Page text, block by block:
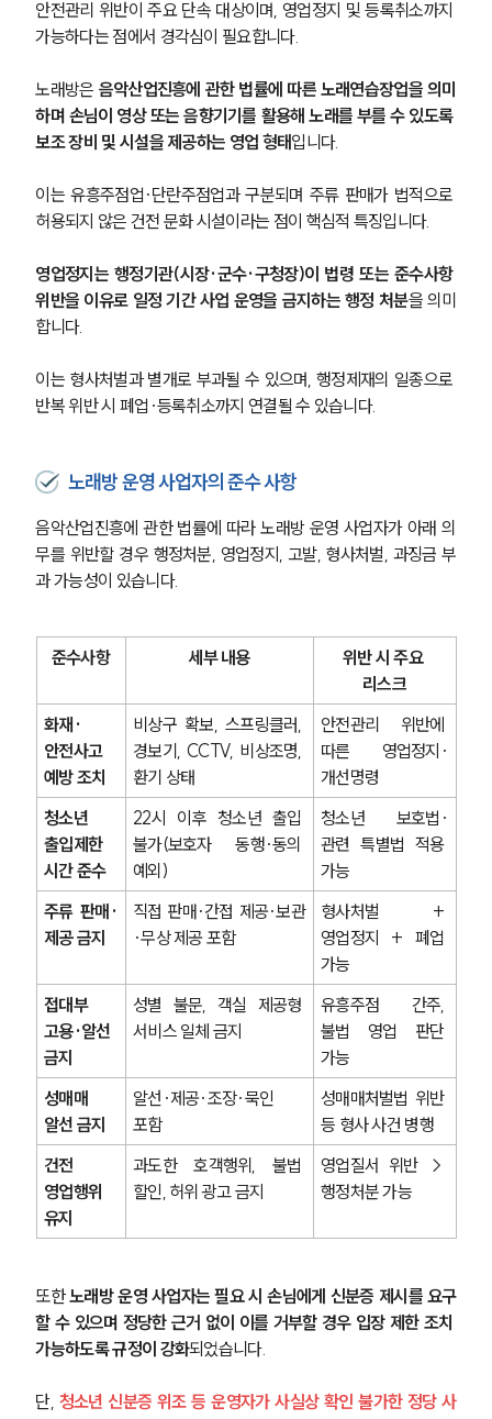
안전관리 위반이 주요 단속 대상이며, 영업정지 및 등록취소까지
가능하다는 점에서 경각심이 필요합니다.
노래방은 음악산업진흥에 관한 법률에 따른 노래연습장업을 의미
하며 손님이 영상 또는 음향기기를 활용해 노래를 부를 수 있도록
보조 장비 및 시설을 제공하는 영업 형태입니다.
이는 유흥주점업·단란주점업과 구분되며 주류 판매가 법적으로
허용되지 않은 건전 문화 시설이라는 점이 핵심적 특징입니다.
영업정지는 행정기관(시장·군수·구청장)이 법령 또는 준수사항
위반을 이유로 일정 기간 사업 운영을 금지하는 행정 처분을 의미
합니다.
이는 형사처벌과 별개로 부과될 수 있으며, 행정제재의 일종으로
반복 위반 시 폐업·등록취소까지 연결될 수 있습니다.
노래방 운영 사업자의 준수 사항
음악산업진흥에 관한 법률에 따라 노래방 운영 사업자가 아래 의
무를 위반할 경우 행정처분, 영업정지, 고발, 형사처벌, 과징금 부
과 가능성이 있습니다.
준수사항 세부 내용
위반 시 주요
리스크
화재·
안전사고
예방 조치
비상구 확보, 스프링클러,
경보기, CCTV, 비상조명,
환기 상태
안전관리 위반에
따른 영업정지·
개선명령
청소년
출입제한
시간 준수
22시 이후 청소년 출입
불가(보호자 동행·동의
예외)
청소년 보호법·
관련 특별법 적용
가능
주류 판매·
제공 금지
직접 판매·간접 제공·보관
·무상 제공 포함
형사처벌 +
영업정지 + 폐업
가능
접대부
고용·알선
금지
성별 불문, 객실 제공형
서비스 일체 금지
유흥주점 간주,
불법 영업 판단
가능
성매매
알선 금지
알선·제공·조장·묵인
포함
성매매처벌법 위반
등 형사 사건 병행
건전
영업행위
유지
과도한 호객행위, 불법
할인, 허위 광고 금지
영업질서 위반 →
행정처분 가능
또한 노래방 운영 사업자는 필요 시 손님에게 신분증 제시를 요구
할 수 있으며 정당한 근거 없이 이를 거부할 경우 입장 제한 조치
가능하도록 규정이 강화되었습니다.
단, 청소년 신분증 위조 등 운영자가 사실상 확인 불가한 정당 사